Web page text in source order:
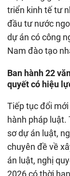
triển kinh tế tư
đầu tư nước
dự án có công
Nam đào tạo
Ban hành 22
quyết có hiệu
Tiếp tục đổi
hành pháp luật.
sơ dự án luật,
chuyên đề về
án luật, nghị
2026 có thời